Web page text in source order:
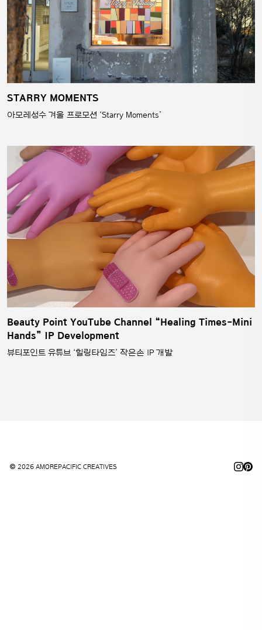
STARRY MOMENTS
아모레성수 겨울 프로모션 ‘Starry Moments’
Beauty Point YouTube Channel “Healing Times-Mini
Hands” IP Development
뷰티포인트 유튜브 ‘힐링타임즈’ 작은손 IP 개발
© 2026 AMOREPACIFIC CREATIVES